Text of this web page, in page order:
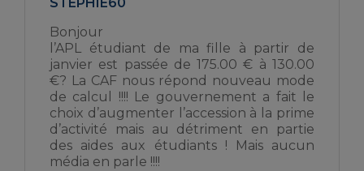
Bonjour
l’APL étudiant de ma fille à partir de
janvier est passée de 175.00 € à 130.00
€? La CAF nous répond nouveau mode
de calcul !!!! Le gouvernement a fait le
choix d’augmenter l’accession à la prime
d’activité mais au détriment en partie
des aides aux étudiants ! Mais aucun
média en parle !!!!